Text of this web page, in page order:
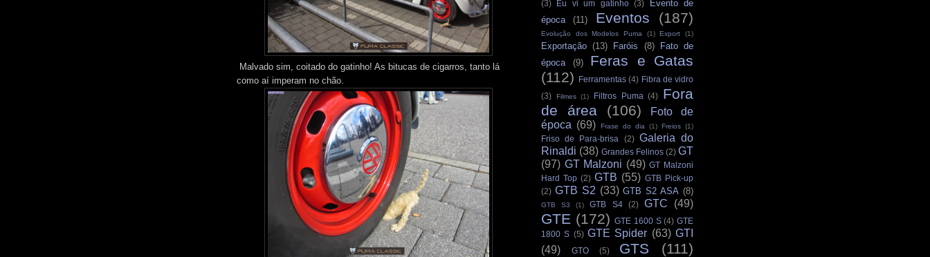
Malvado sim, coitado do gatinho! As bitucas de cigarros, tanto lá
como aí imperam no chão.
(3)
Eu vi um gatinho (3)
Evento de
época
(11) Eventos (187)
Evolução dos Modelos Puma (1) Export (1)
Exportação (13) Faróis (8)
Fato de
época
(9)
Feras e Gatas
(112)
Ferramentas (4) Fibra de vidro
(3)
Filmes (1) Filtros Puma (4)
Fora
de área
(106)
Foto de
época (69) Frase do dia (1) Freios (1)
Friso de Para-brisa (2) Galeria do
Rinaldi (38) Grandes Felinos (2) GT
(97) GT Malzoni (49) GT Malzoni
Hard Top (2) GTB (55) GTB Pick-up
(2) GTB S2 (33) GTB S2 ASA (8)
GTB S3 (1) GTB S4 (2) GTC (49)
GTE (172) GTE 1600 S (4) GTE
1800 S (5) GTE Spider (63) GTI
(49)
GTO (5) GTS (111)